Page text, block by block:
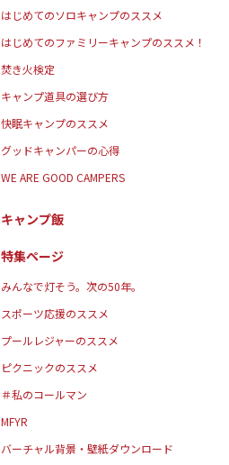
はじめてのソロキャンプのススメ
はじめてのファミリーキャンプのススメ！
焚き火検定
キャンプ道具の選び方
快眠キャンプのススメ
グッドキャンパーの心得
WE ARE GOOD CAMPERS
キャンプ飯
特集ページ
みんなで灯そう。次の50年。
スポーツ応援のススメ
プールレジャーのススメ
ピクニックのススメ
＃私のコールマン
MFYR
バーチャル背景・壁紙ダウンロード